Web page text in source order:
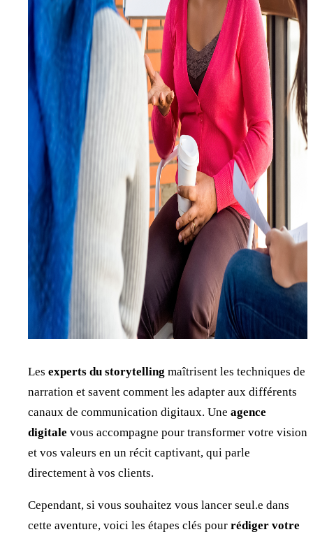
Les experts du storytelling maîtrisent les techniques de
narration et savent comment les adapter aux différents
canaux de communication digitaux. Une agence
digitale vous accompagne pour transformer votre vision
et vos valeurs en un récit captivant, qui parle
directement à vos clients.
Cependant, si vous souhaitez vous lancer seul.e dans
cette aventure, voici les étapes clés pour rédiger votre